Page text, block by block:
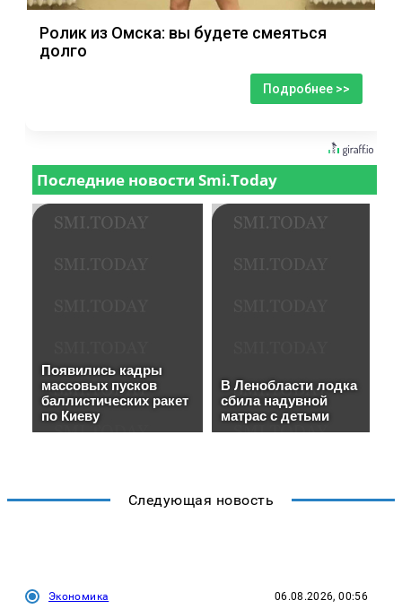
Ролик из Омска: вы будете смеяться
долго
Подробнее >>
Следующая новость
Экономика 06.08.2026, 00:56